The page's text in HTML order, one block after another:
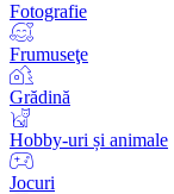
Fotografie
Frumuseţe
Grădină
Hobby-uri și animale
Jocuri